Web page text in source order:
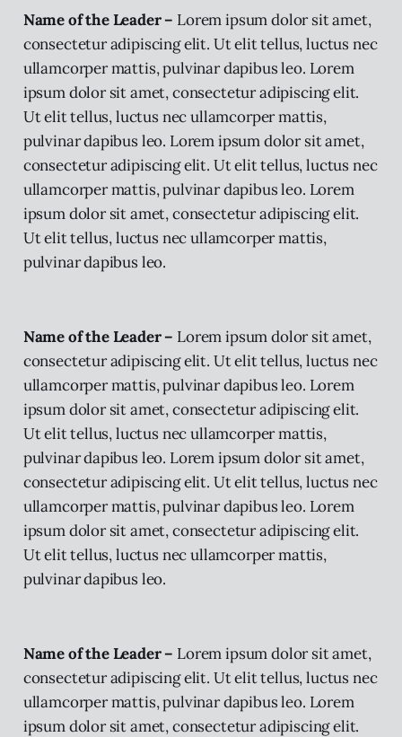
Name of the Leader – Lorem ipsum dolor sit amet,
consectetur adipiscing elit. Ut elit tellus, luctus nec
ullamcorper mattis, pulvinar dapibus leo. Lorem
ipsum dolor sit amet, consectetur adipiscing elit.
Ut elit tellus, luctus nec ullamcorper mattis,
pulvinar dapibus leo. Lorem ipsum dolor sit amet,
consectetur adipiscing elit. Ut elit tellus, luctus nec
ullamcorper mattis, pulvinar dapibus leo. Lorem
ipsum dolor sit amet, consectetur adipiscing elit.
Ut elit tellus, luctus nec ullamcorper mattis,
pulvinar dapibus leo.
Name of the Leader – Lorem ipsum dolor sit amet,
consectetur adipiscing elit. Ut elit tellus, luctus nec
ullamcorper mattis, pulvinar dapibus leo. Lorem
ipsum dolor sit amet, consectetur adipiscing elit.
Ut elit tellus, luctus nec ullamcorper mattis,
pulvinar dapibus leo. Lorem ipsum dolor sit amet,
consectetur adipiscing elit. Ut elit tellus, luctus nec
ullamcorper mattis, pulvinar dapibus leo. Lorem
ipsum dolor sit amet, consectetur adipiscing elit.
Ut elit tellus, luctus nec ullamcorper mattis,
pulvinar dapibus leo.
Name of the Leader – Lorem ipsum dolor sit amet,
consectetur adipiscing elit. Ut elit tellus, luctus nec
ullamcorper mattis, pulvinar dapibus leo. Lorem
ipsum dolor sit amet, consectetur adipiscing elit.